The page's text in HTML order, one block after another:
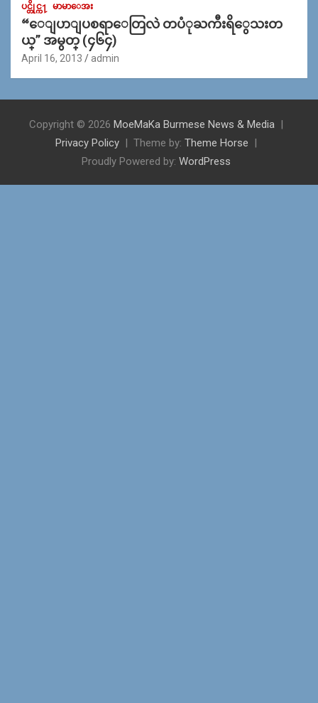
ပင္တိုင္က႑ မာမာေအး
“ေျပာျပစရာေတြလဲ တပံုႀကီးရိွေသးတ
ယ္” အမွတ္ (၄၆၄)
April 16, 2013 admin
Copyright © 2026 MoeMaKa Burmese News & Media
Privacy Policy
Theme by: Theme Horse
Proudly Powered by: WordPress